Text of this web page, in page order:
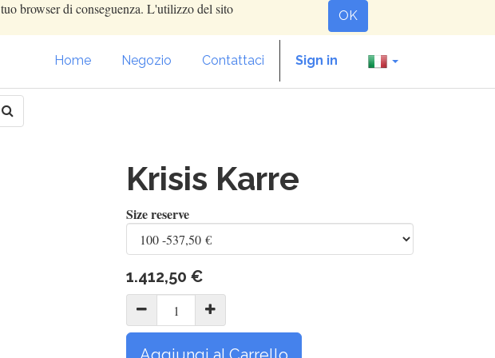
browser di conseguenza. L'utilizzo del sito
OK
Home Negozio Contattaci Sign in
Krisis Karre
Size reserve
1.412,50 €